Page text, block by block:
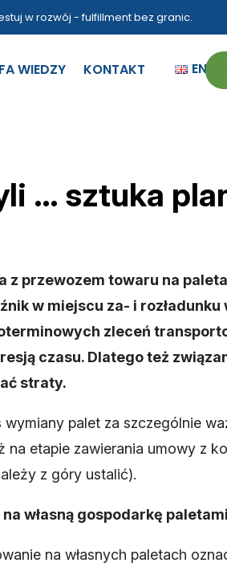
w rozwój - fulfillment bez granic.
WIEDZY KONTAKT EN
… sztuka
przewozem towaru na
w miejscu za- i rozładunku
zleceń
czasu. Dlatego też
straty.
palet za szczególnie
etapie zawierania umowy z
z góry ustalić).
własną gospodarkę paletami
na własnych paletach